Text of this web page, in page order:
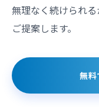
無理なく続けられ
ご提案します。
無料